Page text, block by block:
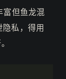
富但鱼龙混
私，得用